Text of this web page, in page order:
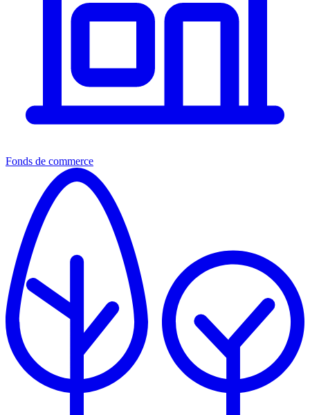
Fonds de commerce